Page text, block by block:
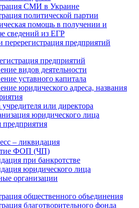
СМИ в Украине
политической партии
помощь в получении и
сведений из ЕГР
перерегистрация предприятий
предприятий
видов деятельности
уставного капитала
юридического адреса, названия
или директора
юридического лица
– ликвидация
ФОП (ЧП)
при банкротстве
юридического лица
организации
общественного объединения
благотворительного фонда